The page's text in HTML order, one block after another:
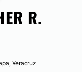
R.
Veracruz